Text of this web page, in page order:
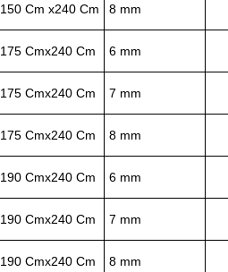
150 Cm x240 Cm 8 mm
175 Cmx240 Cm 6 mm
175 Cmx240 Cm 7 mm
175 Cmx240 Cm 8 mm
190 Cmx240 Cm 6 mm
190 Cmx240 Cm 7 mm
190 Cmx240 Cm 8 mm